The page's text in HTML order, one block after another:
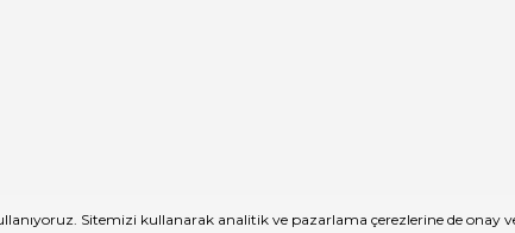
Sitemizi kullanarak analitik ve pazarlama çerezlerine de onay